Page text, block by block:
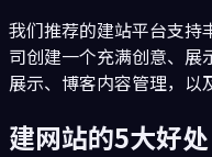
我们推荐的建站平台支持
司创建一个充满创意、展
展示、博客内容管理，以
建网站的5大好处